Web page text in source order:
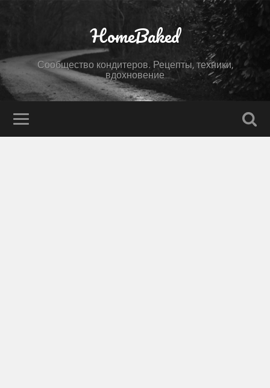
HomeBaked
Сообщество кондитеров. Рецепты, техники,
вдохновение